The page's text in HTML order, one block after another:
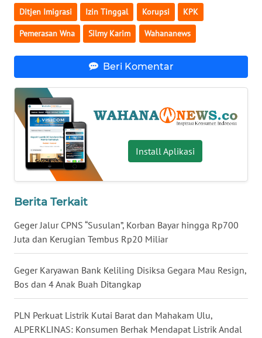
Ditjen Imigrasi Izin Tinggal Korupsi KPK
Pemerasan Wna Silmy Karim Wahananews
Beri Komentar
Install Aplikasi
Berita Terkait
Geger Jalur CPNS “Susulan”, Korban Bayar hingga Rp700
Juta dan Kerugian Tembus Rp20 Miliar
Geger Karyawan Bank Keliling Disiksa Gegara Mau Resign,
Bos dan 4 Anak Buah Ditangkap
PLN Perkuat Listrik Kutai Barat dan Mahakam Ulu,
ALPERKLINAS: Konsumen Berhak Mendapat Listrik Andal
WN
SULTENG
BABEL
WN
SUMBAR
WN
WN
BENGKULU
WN
LAMPUNG
JATENG